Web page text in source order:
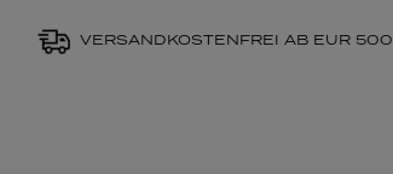
VERSANDKOSTENFREI AB EUR 500